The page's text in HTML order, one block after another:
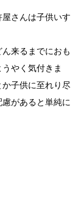
さんは子供いす
来るまでにおも
やく気付きま
子供に至れり尽
があると単純に